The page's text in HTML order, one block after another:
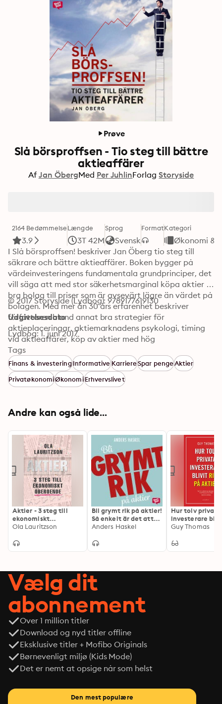
Prøve
Slå börsproffsen - Tio steg till bättre
aktieaffärer
Af Jan ÖbergMed Per JuhlinForlag Storyside
2164 Bedømmelse
3.9
Længde
3T 42M
Sprog
Svensk
FormatKategori
Økonomi &
I Slå börsproffsen! beskriver Jan Öberg tio steg till
säkrare och bättre aktieaffärer. Boken bygger på
värdeinvesteringens fundamentala grundprinciper, det
vill säga att med stor säkerhetsmarginal köpa aktier i
bra bolag till priser som är avsevärt lägre än värdet på
bolagen. Med mer än 30 års erfarenhet beskriver
författaren bland annat bra strategier för
aktieplaceringar, aktiemarknadens psykologi, timing
vid aktieaffärer, köp av aktier med hög
säkerhetsmarginal och att köpa när det är aktierea.
© 2017 Storyside (Lydbog): 9789177619130
Udgivelsesdato
Lydbog: 1. juni 2017
Tags
Finans & investeringInformativeKarriereSpar pengeAktier
PrivatøkonomiØkonomiErhvervslivet
Andre kan også lide...
Aktier - 3 steg till
ekonomiskt
oberoende
Ola Lauritzson
Bli grymt rik på aktier!
Så enkelt är det att
bli miljonär
Anders Haskel
Hur tolv privata
investerare
på aktier
Guy Thomas
Vælg dit
abonnement
Over 1 million titler
Download og nyd titler offline
Eksklusive titler + Mofibo Originals
Børnevenligt miljø (Kids Mode)
Det er nemt at opsige når som helst
Den mest populære